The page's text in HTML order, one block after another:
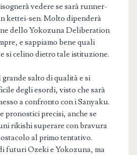
vedere se sarà runner-
kettei-sen. Molto dipenderà
dello Yokozuna Deliberation
e sappiamo bene quali
si celino dietro tale istituzione.
salto di qualità e si
degli esordi, visto che sarà
a confronto con i Sanyaku.
pronostici precisi, anche se
rikishi superare con bravura
al primo tentativo.
futuri Ozeki e Yokozuna, ma